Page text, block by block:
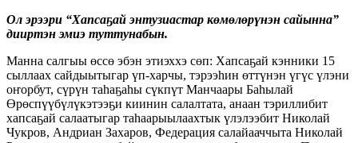
Ол эрээри “Хапсаҕай энтузиастар көмөлөрүнэн сайынна”
дииртэн эмиэ туттунабын.
Манна салгыы өссө эбэн этиэххэ сөп: Хапсаҕай кэнники 15
сыллаах сайдыытыгар үп-харчы, тэрээһин өттүнэн үгүс үлэни
оҥорбут, сүрүн таһаҕаһы сүкпүт Манчаары Баһылай
Өрөспүүбүлүкэтээҕи киинин салалтата, анаан тэриллибит
хапсаҕай салаатыгар таһаарыылаахтык үлэлээбит Николай
Чукров, Андриан Захаров, Федерация салайааччыта Николай